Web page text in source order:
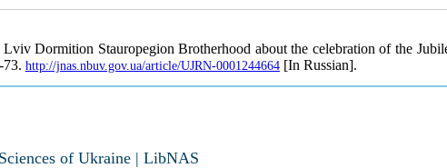
Dormition Stauropegion Brotherhood about the celebration of the
73. http://jnas.nbuv.gov.ua/article/UJRN-0001244664[In Russian].
of Ukraine | LibNAS